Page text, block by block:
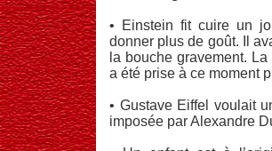
• Einstein fit cuire un
donner plus de goût. Il
la bouche gravement.
a été prise à ce moment
• Gustave Eiffel voulait
imposée par Alexandre